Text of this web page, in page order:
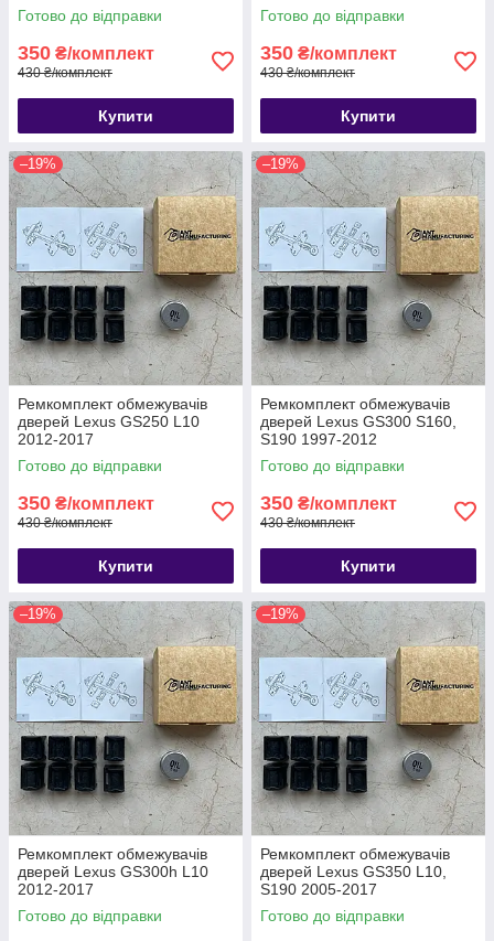
Готово до відправки
350 ₴/комплект
430 ₴/комплект
Купити
Готово до відправки
350 ₴/комплект
430 ₴/комплект
Купити
–19%
Ремкомплект обмежувачів
дверей Lexus GS250 L10
2012-2017
Готово до відправки
350 ₴/комплект
430 ₴/комплект
Купити
–19%
Ремкомплект обмежувачів
дверей Lexus GS300 S160,
S190 1997-2012
Готово до відправки
350 ₴/комплект
430 ₴/комплект
Купити
–19%
Ремкомплект обмежувачів
дверей Lexus GS300h L10
2012-2017
Готово до відправки
–19%
Ремкомплект обмежувачів
дверей Lexus GS350 L10,
S190 2005-2017
Готово до відправки